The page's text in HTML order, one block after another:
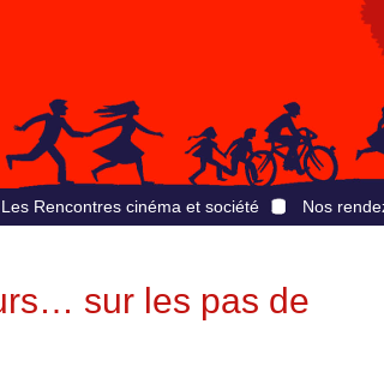
Les Rencontres cinéma et société Nos
sur les pas de